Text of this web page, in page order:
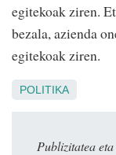
egitekoak ziren.
bezala, azienda
egitekoak ziren.
POLITIKA
Publizitatea